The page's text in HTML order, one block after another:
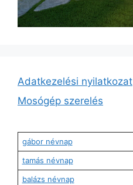
Adatkezelési nyilatkozat
Mosógép szerelés
gábor névnap
tamás névnap
balázs névnap